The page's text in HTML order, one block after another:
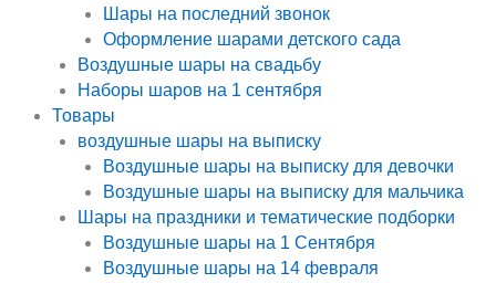
Шары на последний звонок
Оформление шарами детского сада
Воздушные шары на свадьбу
Наборы шаров на 1 сентября
Товары
воздушные шары на выписку
Воздушные шары на выписку для девочки
Воздушные шары на выписку для мальчика
Шары на праздники и тематические подборки
Воздушные шары на 1 Сентября
Воздушные шары на 14 февраля